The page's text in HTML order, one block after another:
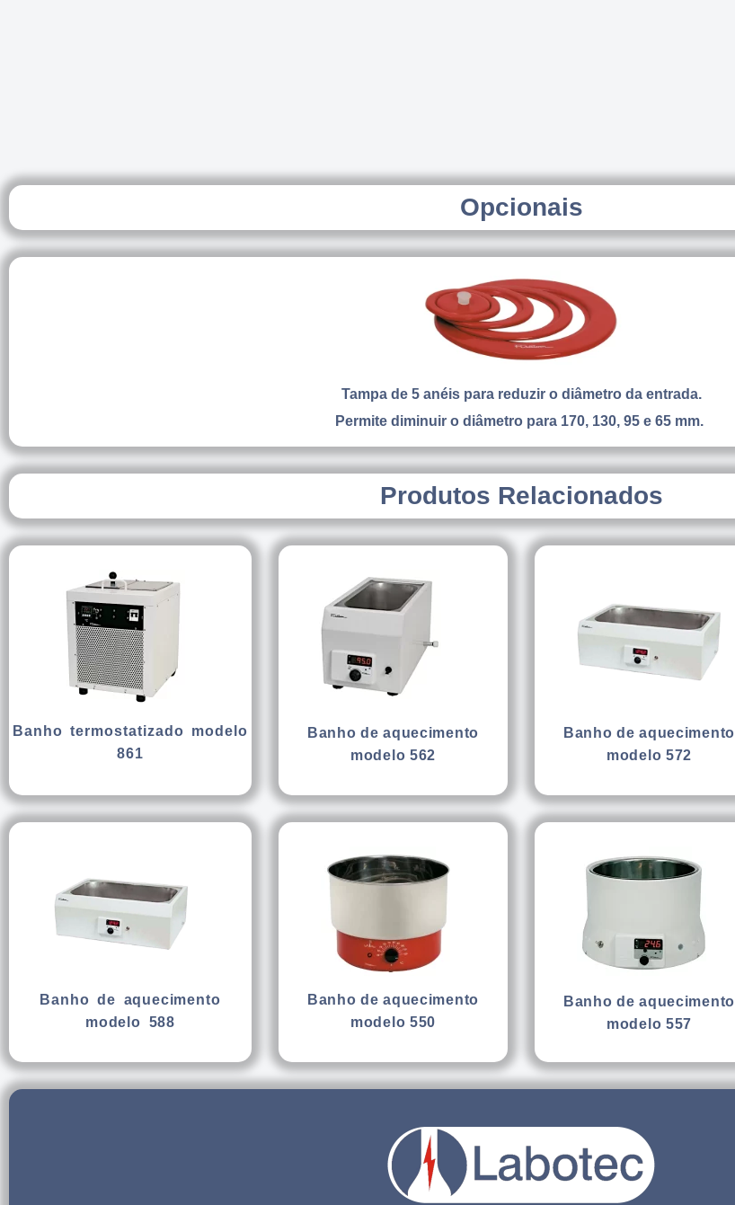
Opcionais
Tampa de 5 anéis para reduzir o diâmetro da entrada.
Permite diminuir o diâmetro para 170, 130, 95 e 65 mm.
Produtos Relacionados
Banho termostatizado modelo
861
Banho de aquecimento
modelo 562
Banho de aquecimento
modelo 572
Banho de aquecimento
modelo 588
Banho de aquecimento
modelo 550
Banho de aquecimento
modelo 557